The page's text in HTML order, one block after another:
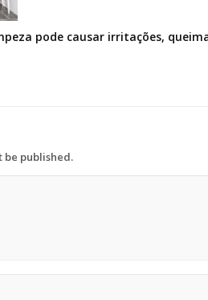
pode causar irritações,
be published.